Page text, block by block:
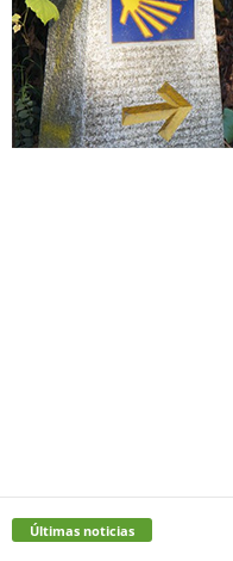
Últimas noticias